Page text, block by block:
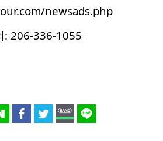
newsads.php
: 206-336-1055